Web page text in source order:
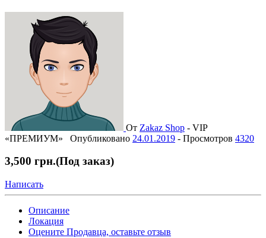
От Zakaz Shop - VIP
«ПРЕМИУМ»
Опубликовано 24.01.2019 - Просмотров 4320
3,500 грн.(Под заказ)
Написать
Описание
Локация
Оцените Продавца, оставьте отзыв